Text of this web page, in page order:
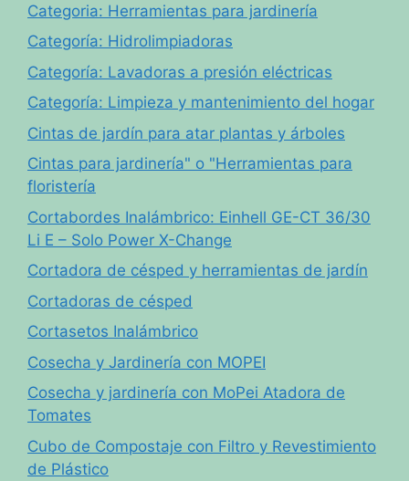
Categoria: Herramientas para jardinería
Categoría: Hidrolimpiadoras
Categoría: Lavadoras a presión eléctricas
Categoría: Limpieza y mantenimiento del hogar
Cintas de jardín para atar plantas y árboles
Cintas para jardinería" o "Herramientas para
floristería
Cortabordes Inalámbrico: Einhell GE-CT 36/30
Li E – Solo Power X-Change
Cortadora de césped y herramientas de jardín
Cortadoras de césped
Cortasetos Inalámbrico
Cosecha y Jardinería con MOPEI
Cosecha y jardinería con MoPei Atadora de
Tomates
Cubo de Compostaje con Filtro y Revestimiento
de Plástico